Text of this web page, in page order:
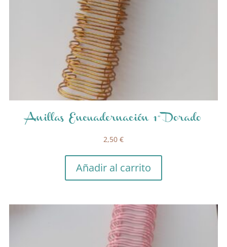
Anillas Encuadernación 1″ Dorado
2,50 €
Añadir al carrito